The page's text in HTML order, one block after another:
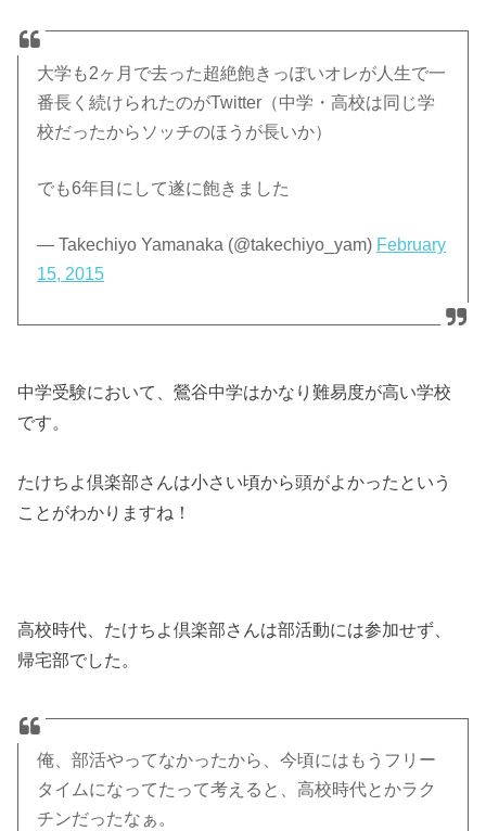
大学も2ヶ月で去った超絶飽きっぽいオレが人生で一
番長く続けられたのがTwitter（中学・高校は同じ学
校だったからソッチのほうが長いか）
でも6年目にして遂に飽きました
— Takechiyo Yamanaka (@takechiyo_yam) February
15, 2015
中学受験において、鶯谷中学はかなり難易度が高い学校
です。
たけちよ倶楽部さんは小さい頃から頭がよかったという
ことがわかりますね！
高校時代、たけちよ倶楽部さんは部活動には参加せず、
帰宅部でした。
俺、部活やってなかったから、今頃にはもうフリー
タイムになってたって考えると、高校時代とかラク
チンだったなぁ。